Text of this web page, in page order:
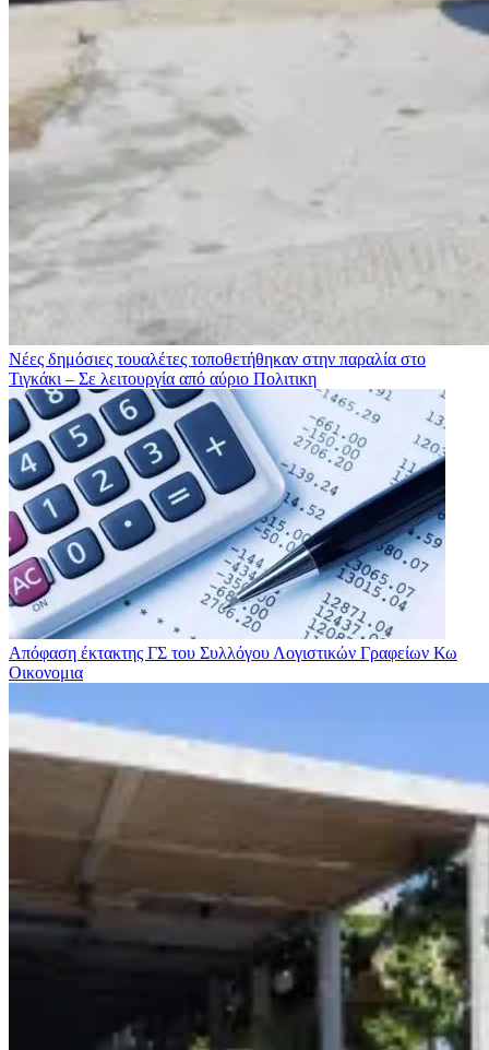
Νέες δημόσιες τουαλέτες τοποθετήθηκαν στην παραλία στο
Τιγκάκι – Σε λειτουργία από αύριο Πολιτικη
Απόφαση έκτακτης ΓΣ του Συλλόγου Λογιστικών Γραφείων Κω
Οικονομια